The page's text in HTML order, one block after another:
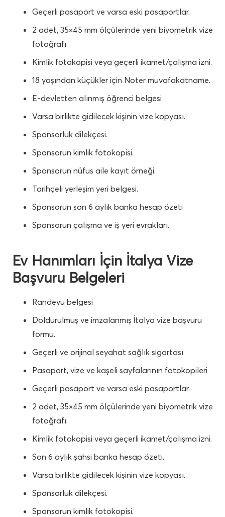
Geçerli pasaport ve varsa eski pasaportlar.
2 adet, 35×45 mm ölçülerinde yeni biyometrik vize
fotoğrafı.
Kimlik fotokopisi veya geçerli ikamet/çalışma izni.
18 yaşından küçükler için Noter muvafakatname.
E-devletten alınmış öğrenci belgesi
Varsa birlikte gidilecek kişinin vize kopyası.
Sponsorluk dilekçesi.
Sponsorun kimlik fotokopisi.
Sponsorun nüfus aile kayıt örneği.
Tarihçeli yerleşim yeri belgesi.
Sponsorun son 6 aylık banka hesap özeti
Sponsorun çalışma ve iş yeri evrakları.
Ev Hanımları İçin İtalya Vize
Başvuru Belgeleri
Randevu belgesi
Doldurulmuş ve imzalanmış İtalya vize başvuru
formu.
Geçerli ve orijinal seyahat sağlık sigortası
Pasaport, vize ve kaşeli sayfalarının fotokopileri
Geçerli pasaport ve varsa eski pasaportlar.
2 adet, 35×45 mm ölçülerinde yeni biyometrik vize
fotoğrafı.
Kimlik fotokopisi veya geçerli ikamet/çalışma izni.
Son 6 aylık şahsi banka hesap özeti.
Varsa birlikte gidilecek kişinin vize kopyası.
Sponsorluk dilekçesi.
Sponsorun kimlik fotokopisi.